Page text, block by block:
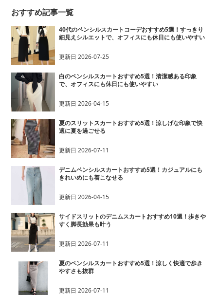
おすすめ記事一覧
40代のペンシルスカートコーデおすすめ5選！すっきり
細見えシルエットで、オフィスにも休日にも使いやすい
更新日 2026-07-25
白のペンシルスカートおすすめ5選！清潔感ある印象
で、オフィスにも休日にも使いやすい
更新日 2026-04-15
夏のスリットスカートおすすめ5選！涼しげな印象で快
適に夏を過ごせる
更新日 2026-07-11
デニムペンシルスカートおすすめ5選！カジュアルにも
きれいめにも着こなせる
更新日 2026-04-15
サイドスリットのデニムスカートおすすめ10選！歩きや
すく脚長効果も叶う
更新日 2026-07-11
夏のペンシルスカートおすすめ5選！涼しく快適で歩き
やすさも抜群
更新日 2026-07-11